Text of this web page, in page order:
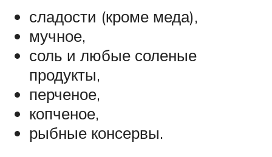
сладости (кроме меда),
мучное,
соль и любые соленые
продукты,
перченое,
копченое,
рыбные консервы.